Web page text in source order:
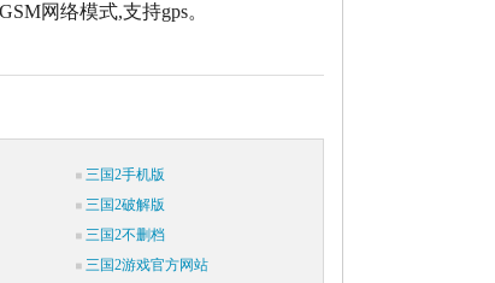
网络模式,支持gps。
三国2手机版
三国2破解版
三国2不删档
三国2游戏官方网站